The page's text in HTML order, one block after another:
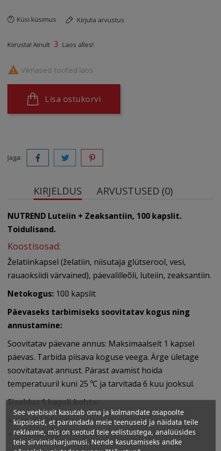
Küsi küsimus Kirjuta arvustus
Kiirusta! Ainult 3 Laos alles!
 Viimased tooted laos
Lisa ostukorvi
Jaga:
KIRJELDUS ARVUSTUSED (0)
NUTREND Luteiin + Zeaksantiin, 100 kapslit.
Toidulisand.
Koostisosad:
Želatiinkapsel (želatiin, niisutaja glütserool, vesi,
rauaoksiidi värvained), päevalilleõli, luteiin, zeaksantiin.
Netokogus: 100 kapslit
Päevaseks tarbimiseks soovitatav kogus ning
annustamine:
Soovitatav päevane annus: Maksimaalselt 1 kapsel
päevas. Tarbida piisava koguse veega. Ärge ületage
soovitatavat annust. Pärast avamist hoida
temperatuuril kuni 25 ºC ja tarvitada 6 kuu jooksul.
Sisaldus 1 kapsli kohta:
Luteiin 18 mg
Zeaksantiin 1,1 mg
See veebisait kasutab oma ja kolmandate osapoolte
küpsiseid, et parandada meie teenuseid ja näidata teile
reklaame, mis on seotud teie eelistustega, analüüsides
teie sirvimisharjumusi. Nende kasutamiseks andke